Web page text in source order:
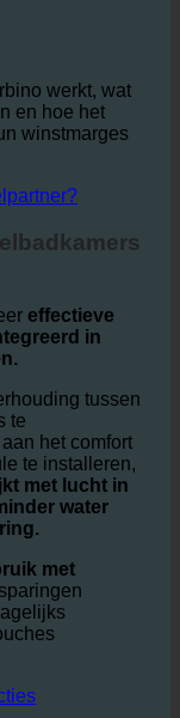
werkt, wat
en hoe het
winstmarges
in
tussen
te
het comfort
te installeren,
met lucht in
water
met